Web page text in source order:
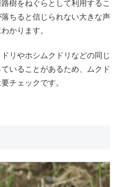
樹をねぐらとして利用するこ
ちると信じられない大きな声
かります。
リやホシムクドリなどの同じ
いることがあるため、ムクド
チェックです。